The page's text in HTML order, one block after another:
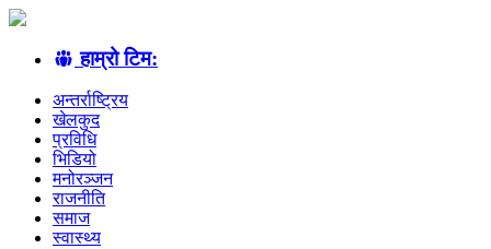
हाम्रो टिम:
अन्तर्राष्ट्रिय
खेलकुद
प्रविधि
भिडियो
मनोरञ्जन
राजनीति
समाज
स्वास्थ्य